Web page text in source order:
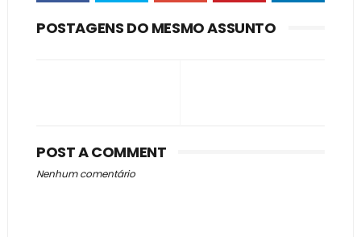
POSTAGENS DO MESMO ASSUNTO
POST A COMMENT
Nenhum comentário